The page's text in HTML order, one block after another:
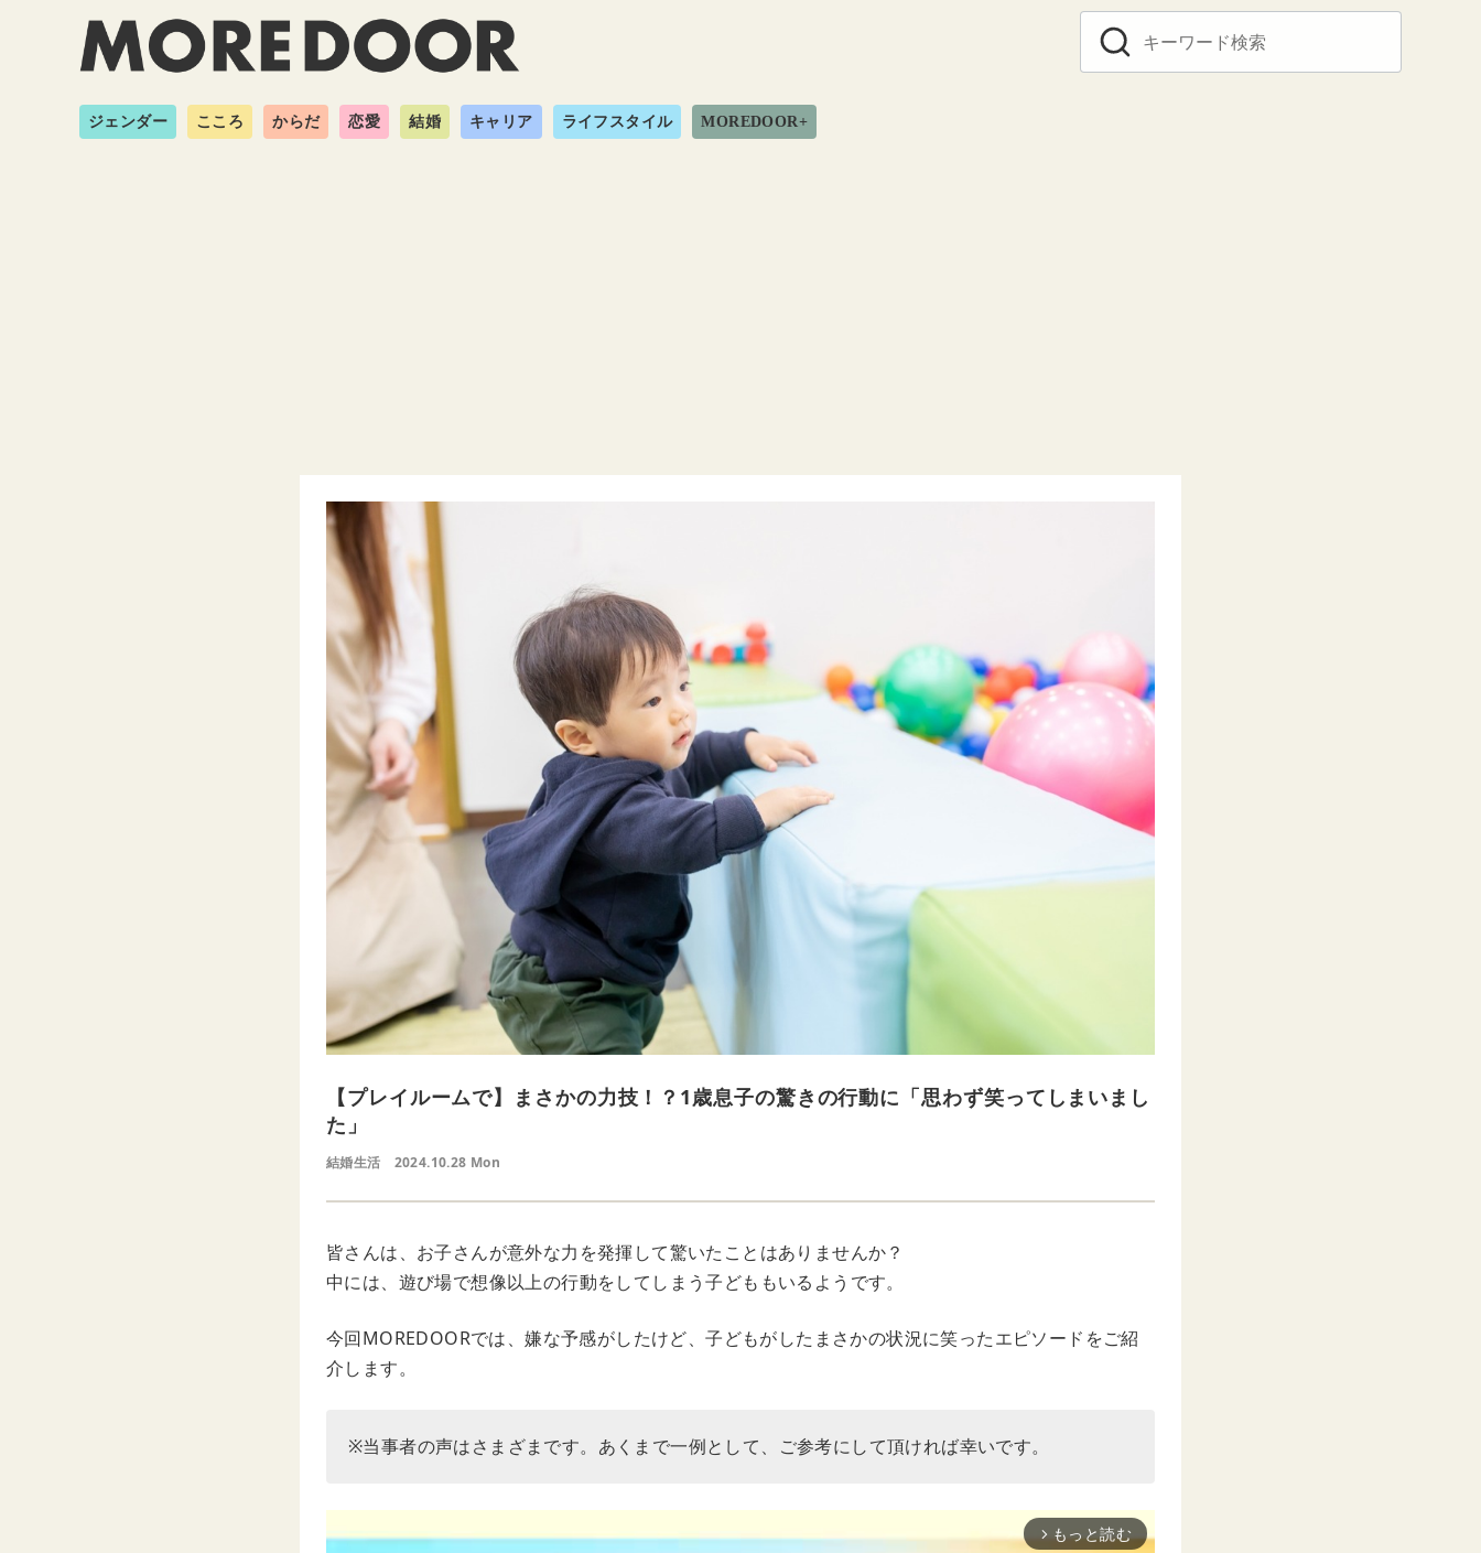
ジェンダー こころ からだ 恋愛 結婚 キャリア ライフスタイル MOREDOOR+
【プレイルームで】まさかの力技！？1歳息子の驚きの行動に「思わず笑ってしまいまし
た」
結婚生活 2024.10.28 Mon
皆さんは、お子さんが意外な力を発揮して驚いたことはありませんか？
中には、遊び場で想像以上の行動をしてしまう子どももいるようです。
今回MOREDOORでは、嫌な予感がしたけど、子どもがしたまさかの状況に笑ったエピソードをご紹
介します。
※当事者の声はさまざまです。あくまで一例として、ご参考にして頂ければ幸いです。
arrow_forward_ios もっと読む